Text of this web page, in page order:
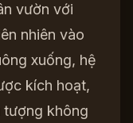
vườn với
nhiên vào
xuống, hệ
kích hoạt,
tượng không